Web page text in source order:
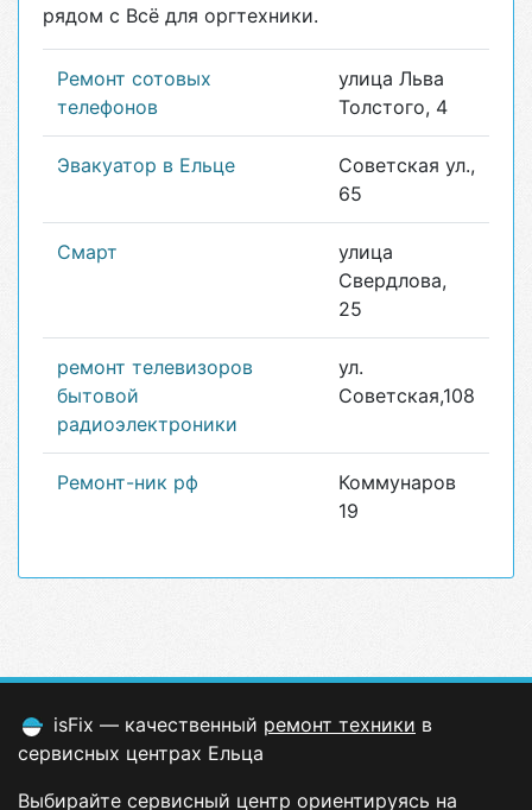
рядом с Всё для оргтехники.
Ремонт сотовых
телефонов
улица Льва
Толстого, 4
Эвакуатор в Ельце
Советская ул.,
65
Смарт
улица
Свердлова,
25
ремонт телевизоров
бытовой
радиоэлектроники
ул.
Советская,108
Ремонт-ник рф
Коммунаров
19
isFix — качественный ремонт техники в
сервисных центрах Ельца
Выбирайте сервисный центр ориентируясь на